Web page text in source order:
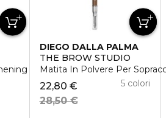
Mascara
DIEGO DALLA PALMA
THE BROW STUDIO
Matita In Polvere Per
22,80 €
28,50 €
5 colori